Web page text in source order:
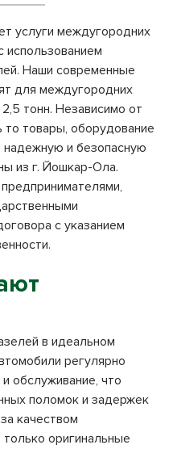
услуги междугородних
использованием
Наши современные
для междугородних
тонн. Независимо от
то товары, оборудование
и безопасную
из г. Йошкар-Ола.
с указанием
в идеальном
регулярно
обслуживание, что
поломок и задержек
качеством
оригинальные